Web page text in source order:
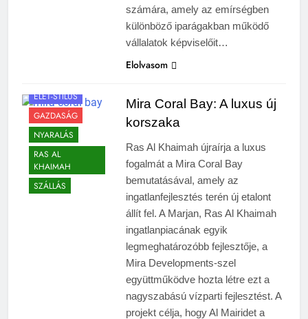
számára, amely az emírségben
különböző iparágakban működő
vállalatok képviselőit…
Elolvasom
ÉLET-STÍLUS
GAZDASÁG
NYARALÁS
RAS AL
KHAIMAH
SZÁLLÁS
Mira Coral Bay: A luxus új
korszaka
Ras Al Khaimah újraírja a luxus
fogalmát a Mira Coral Bay
bemutatásával, amely az
ingatlanfejlesztés terén új etalont
állít fel. A Marjan, Ras Al Khaimah
ingatlanpiacának egyik
legmeghatározóbb fejlesztője, a
Mira Developments-szel
együttműködve hozta létre ezt a
nagyszabású vízparti fejlesztést. A
projekt célja, hogy Al Mairidet a